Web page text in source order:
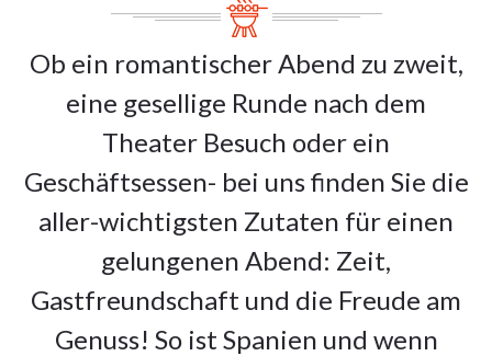
Ob ein romantischer Abend zu zweit,
eine gesellige Runde nach dem
Theater Besuch oder ein
Geschäftsessen- bei uns finden Sie die
aller-wichtigsten Zutaten für einen
gelungenen Abend: Zeit,
Gastfreundschaft und die Freude am
Genuss! So ist Spanien und wenn